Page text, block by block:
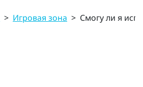
> Игровая зона > Смогу ли я